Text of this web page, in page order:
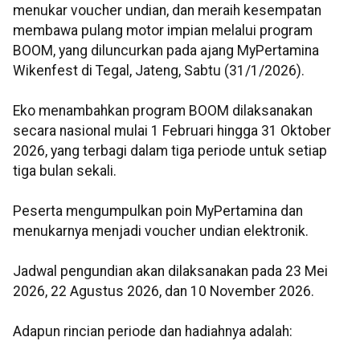
menukar voucher undian, dan meraih kesempatan
membawa pulang motor impian melalui program
BOOM, yang diluncurkan pada ajang MyPertamina
Wikenfest di Tegal, Jateng, Sabtu (31/1/2026).
Eko menambahkan program BOOM dilaksanakan
secara nasional mulai 1 Februari hingga 31 Oktober
2026, yang terbagi dalam tiga periode untuk setiap
tiga bulan sekali.
Peserta mengumpulkan poin MyPertamina dan
menukarnya menjadi voucher undian elektronik.
Jadwal pengundian akan dilaksanakan pada 23 Mei
2026, 22 Agustus 2026, dan 10 November 2026.
Adapun rincian periode dan hadiahnya adalah: